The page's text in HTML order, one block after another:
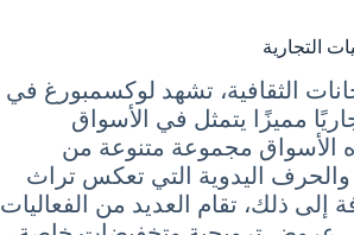
التجارية
الثقافية، تشهد لوكسمبورغ في
مميزًا يتمثل في الأسواق
الأسواق مجموعة متنوعة من
والحرف اليدوية التي تعكس تراث
إلى ذلك، تقام العديد من الفعاليات